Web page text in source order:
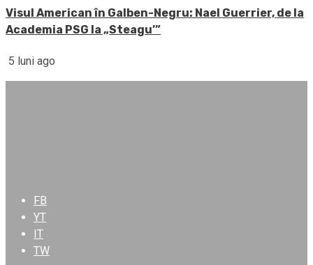
Visul American în Galben-Negru: Nael Guerrier, de la
Academia PSG la „Steagu’”
5 luni ago
FB
YT
IT
TW